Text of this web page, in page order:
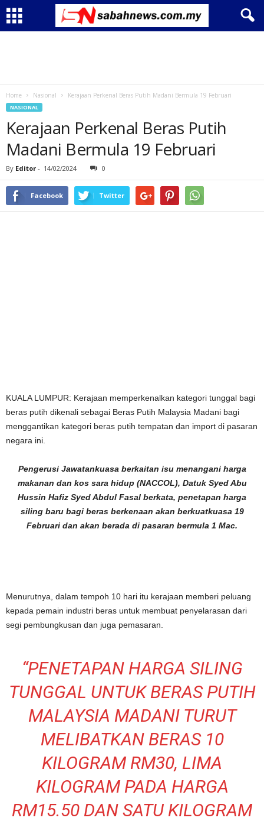
Home Nasional Kerajaan Perkenal Beras Putih Madani Bermula 19 Februari
NASIONAL
Kerajaan Perkenal Beras Putih
Madani Bermula 19 Februari
By Editor - 14/02/2024 0
Facebook Twitter
KUALA LUMPUR: Kerajaan memperkenalkan kategori tunggal bagi
beras putih dikenali sebagai Beras Putih Malaysia Madani bagi
menggantikan kategori beras putih tempatan dan import di pasaran
negara ini.
Pengerusi Jawatankuasa berkaitan isu menangani harga
makanan dan kos sara hidup (NACCOL), Datuk Syed Abu
Hussin Hafiz Syed Abdul Fasal berkata, penetapan harga
siling baru bagi beras berkenaan akan berkuatkuasa 19
Februari dan akan berada di pasaran bermula 1 Mac.
Menurutnya, dalam tempoh 10 hari itu kerajaan memberi peluang
kepada pemain industri beras untuk membuat penyelarasan dari
segi pembungkusan dan juga pemasaran.
“PENETAPAN HARGA SILING
TUNGGAL UNTUK BERAS PUTIH
MALAYSIA MADANI TURUT
MELIBATKAN BERAS 10
KILOGRAM RM30, LIMA
KILOGRAM PADA HARGA
RM15.50 DAN SATU KILOGRAM